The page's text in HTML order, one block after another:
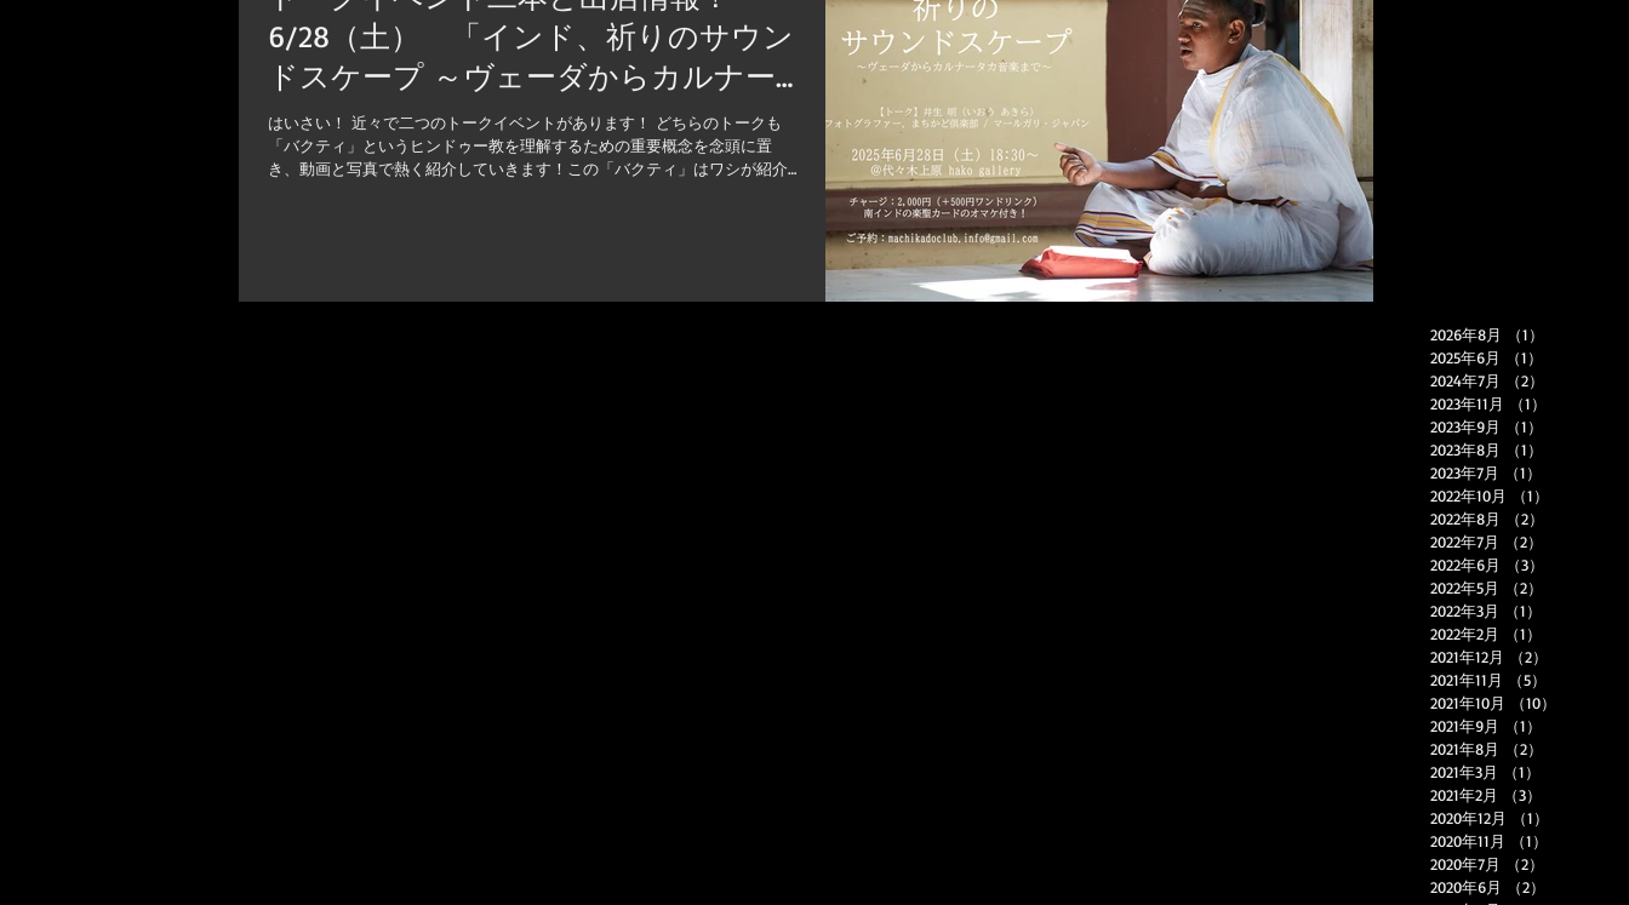
6/28（土） 「インド、祈りのサウン
ドスケープ ～ヴェーダからカルナー
タカ音楽まで～」＆7/5（土）「マレ
ーシア、タイプーサム報告会」あひる
はいさい！ 近々で二つのトークイベントがあります！ どちらのトークも
「バクティ」というヒンドゥー教を理解するための重要概念を念頭に置
き、動画と写真で熱く紹介していきます！この「バクティ」はワシが紹介
2026年8月 （1）
2025年6月
（1）
2024年7月
（2）
2023年11月
（1）
2023年9月
（1）
2023年8月
（1）
2023年7月
（1）
2022年10月
（1）
2022年8月
（2）
2022年7月
（2）
2022年6月
（3）
2022年5月
（2）
2022年3月
（1）
2022年2月
（1）
2021年12月
（2）
2021年11月
（5）
2021年10月
（10）
2021年9月
（1）
2021年8月
（2）
2021年3月
（1）
2021年2月
（3）
2020年12月
（1）
2020年11月
（1）
2020年7月
（2）
2020年6月
（2）